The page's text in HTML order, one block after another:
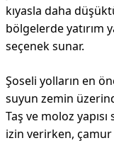
kıyasla daha
bölgelerde yatırım
seçenek sunar.
Şoseli yolların en
suyun zemin
Taş ve moloz
izin verirken,